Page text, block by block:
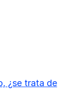
¿se trata de